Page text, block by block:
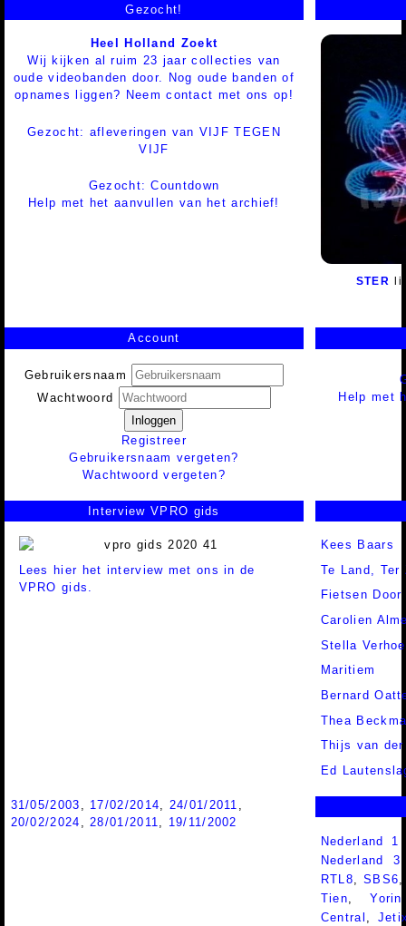
Gezocht!
Heel Holland Zoekt
Wij kijken al ruim 23 jaar collecties van
oude videobanden door. Nog oude banden of
opnames liggen? Neem contact met ons op!
Gezocht: afleveringen van VIJF TEGEN
VIJF
Gezocht: Countdown
Help met het aanvullen van het archief!
STER
Account
Gebruikersnaam
Wachtwoord
Inloggen
Registreer
Gebruikersnaam vergeten?
Wachtwoord vergeten?
Help met
Interview VPRO gids
Lees hier het interview met ons in de
VPRO gids.
Kees Baars
Te Land,
Fietsen
Carolien
Stella
Maritiem
Bernard
Thea
Thijs van der
Ed
31/05/2003 17/02/2014 24/01/2011
20/02/2024
28/01/2011
19/11/2002
Nederland
Nederland
RTL8,SBS6
Tien,Yorin
Central ,